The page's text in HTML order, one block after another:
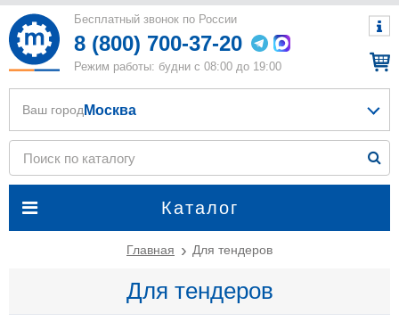
Бесплатный звонок по России
8 (800) 700-37-20
Режим работы: будни с 08:00 до 19:00
Каталог
Ваш город Москва
Главная Для тендеров
Для тендеров